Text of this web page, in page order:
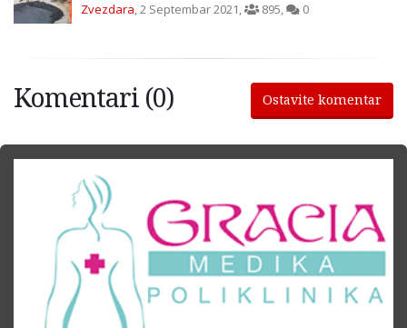
Zvezdara,2 Septembar 2021, 895, 0
Komentari (0) Ostavite komentar